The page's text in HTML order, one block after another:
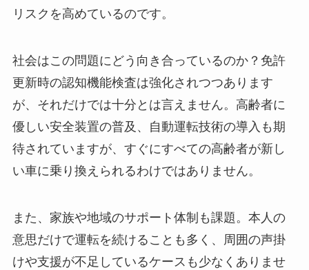
リスクを高めているのです。
社会はこの問題にどう向き合っているのか？免許
更新時の認知機能検査は強化されつつあります
が、それだけでは十分とは言えません。高齢者に
優しい安全装置の普及、自動運転技術の導入も期
待されていますが、すぐにすべての高齢者が新し
い車に乗り換えられるわけではありません。
また、家族や地域のサポート体制も課題。本人の
意思だけで運転を続けることも多く、周囲の声掛
けや支援が不足しているケースも少なくありませ